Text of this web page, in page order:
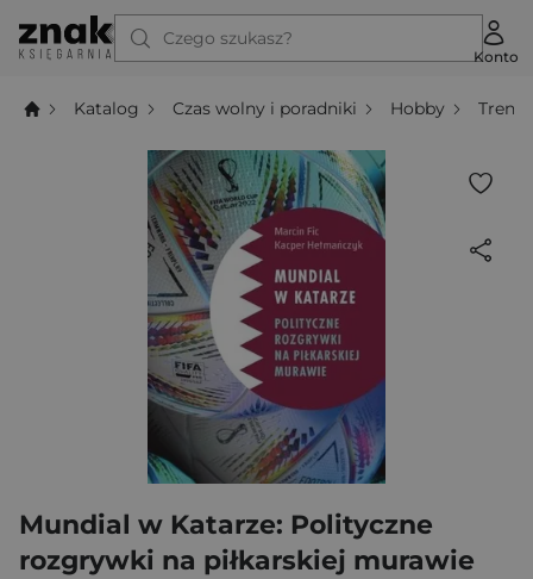
Czego szukasz?
Konto
Katalog Czas wolny i poradniki Hobby
Mundial w Katarze: Polityczne
rozgrywki na piłkarskiej murawie